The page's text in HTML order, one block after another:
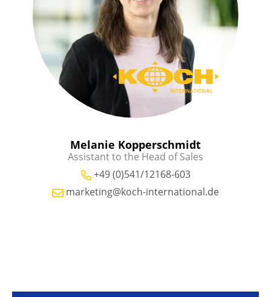
Melanie Kopperschmidt
Assistant to the Head of Sales
+49 (0)541/12168-603
marketing@koch-international.de